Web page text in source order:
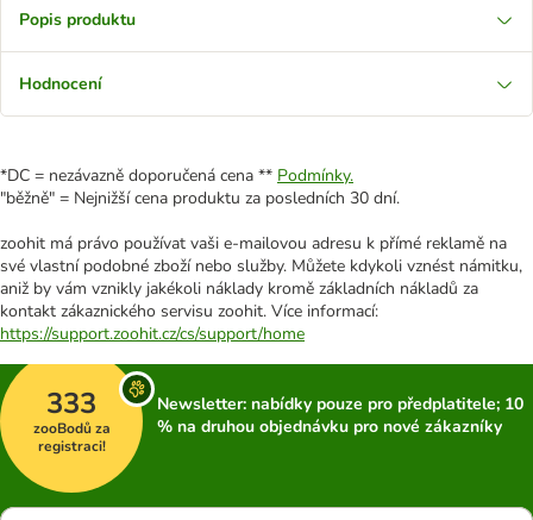
Popis produktu
Hodnocení
*DC = nezávazně doporučená cena ** Podmínky.
"běžně" = Nejnižší cena produktu za posledních 30 dní.
zoohit má právo používat vaši e-mailovou adresu k přímé reklamě na
své vlastní podobné zboží nebo služby. Můžete kdykoli vznést námitku,
aniž by vám vznikly jakékoli náklady kromě základních nákladů za
kontakt zákaznického servisu zoohit. Více informací:
https://support.zoohit.cz/cs/support/home
333
zooBodů za
registraci!
Newsletter: nabídky pouze pro předplatitele; 10
% na druhou objednávku pro nové zákazníky